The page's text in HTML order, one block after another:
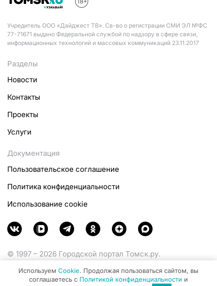
Учредитель ООО «Дайджест ТВ». Св-во о регистрации СМИ ЭЛ №ФС
77-71671 выдано Федеральной службой по надзору в сфере связи,
информационных технологий и массовых коммуникаций 23.11.2017
Разделы
Новости
Контакты
Проекты
Услуги
Документация
Пользовательское соглашение
Политика конфиденциальности
Использование cookie
© 1997 – 2026 Городской портал Томск.ру.
Министерства цифрового развития, связи и массовых
Используем Cookie. Продолжая пользоваться сайтом, вы
соглашаетесь с Политикой конфиденциальности и